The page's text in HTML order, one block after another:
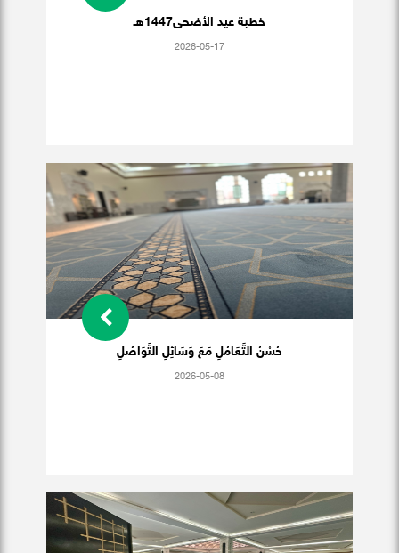
خطبة عيد الأضحى1447هـ
2026-05-17
حُسْنُ التَّعَامُلِ مَعَ وَسَائِلِ التَّوَاصُلِ
2026-05-08